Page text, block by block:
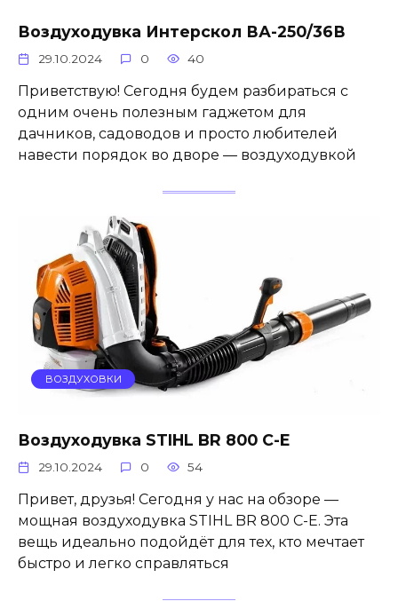
Воздуходувка Интерскол ВА-250/36В
29.10.2024 0 40
Приветствую! Сегодня будем разбираться с
одним очень полезным гаджетом для
дачников, садоводов и просто любителей
навести порядок во дворе — воздуходувкой
ВОЗДУХОВКИ
Воздуходувка STIHL BR 800 C-E
29.10.2024 0 54
Привет, друзья! Сегодня у нас на обзоре —
мощная воздуходувка STIHL BR 800 C-E. Эта
вещь идеально подойдёт для тех, кто мечтает
быстро и легко справляться